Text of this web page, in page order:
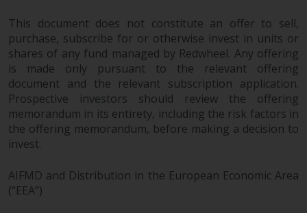
This document does not constitute an offer to sell,
purchase, subscribe for or otherwise invest in units or
shares of any fund managed by Redwheel. Any offering
is made only pursuant to the relevant offering
document and the relevant subscription application.
Prospective investors should review the offering
memorandum in its entirety, including the risk factors in
the offering memorandum, before making a decision to
invest.
AIFMD and Distribution in the European Economic Area
(“EEA”)